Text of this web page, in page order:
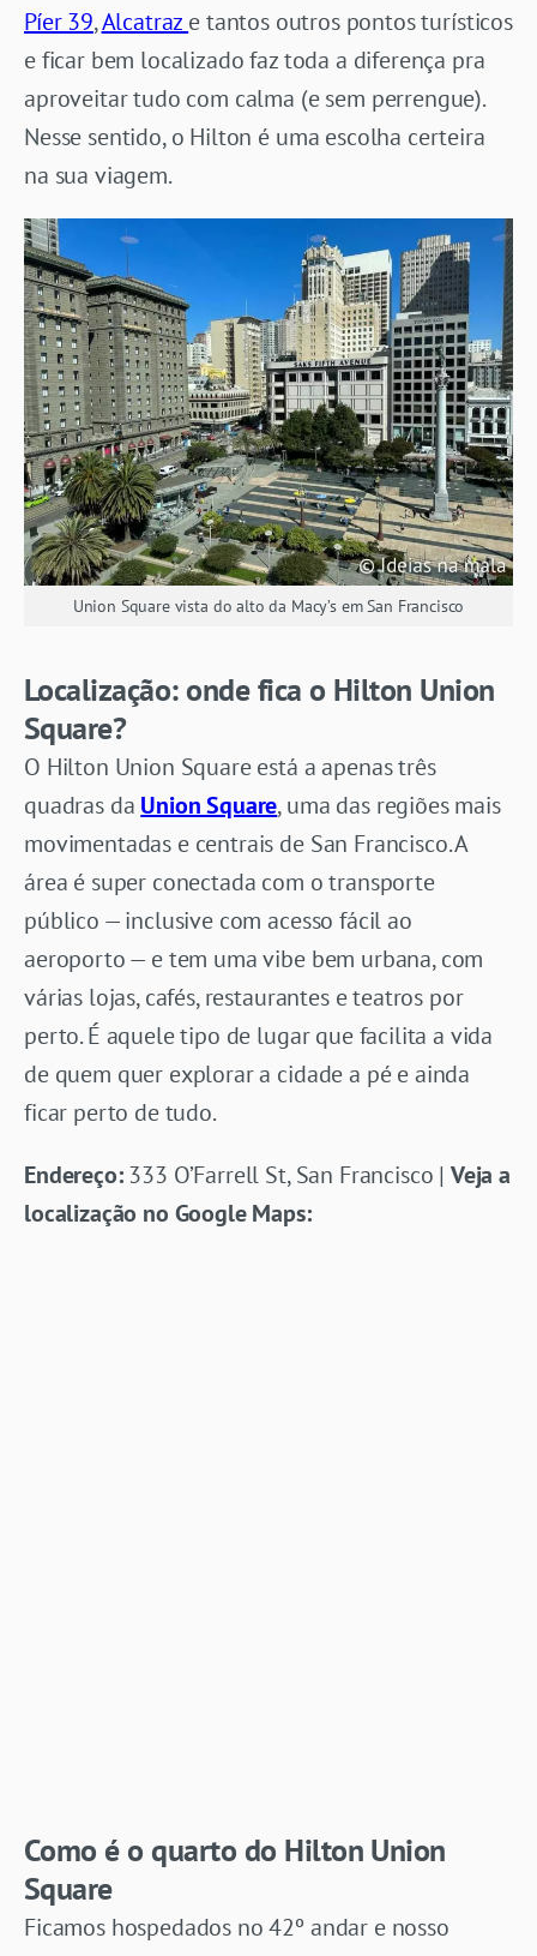
Píer 39,Alcatraz e tantos outros pontos turísticos
e ficar bem localizado faz toda a diferença pra
aproveitar tudo com calma (e sem perrengue).
Nesse sentido, o Hilton é uma escolha certeira
na sua viagem.
Union Square vista do alto da Macy’s em San Francisco
Localização: onde fica o Hilton Union
Square?
O Hilton Union Square está a apenas três
quadras da Union Square, uma das regiões mais
movimentadas e centrais de San Francisco. A
área é super conectada com o transporte
público — inclusive com acesso fácil ao
aeroporto — e tem uma vibe bem urbana, com
várias lojas, cafés, restaurantes e teatros por
perto. É aquele tipo de lugar que facilita a vida
de quem quer explorar a cidade a pé e ainda
ficar perto de tudo.
Endereço:333 O’Farrell St, San Francisco | Veja a
localização no Google Maps:
Como é o quarto do Hilton Union
Square
Ficamos hospedados no 42º andar e nosso